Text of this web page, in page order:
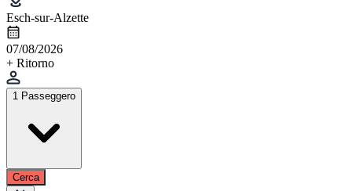
Esch-sur-Alzette
07/08/2026
+ Ritorno
1 Passeggero
Cerca